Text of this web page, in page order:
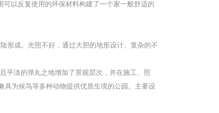
以反复使用的环保材料构建了一个家一般舒适的
形成。光照不好，通过大胆的地形设计、复杂的不
平淡的弹丸之地增加了景观层次，并在施工、照
为候鸟等多种动物提供优质生境的公园。主要设